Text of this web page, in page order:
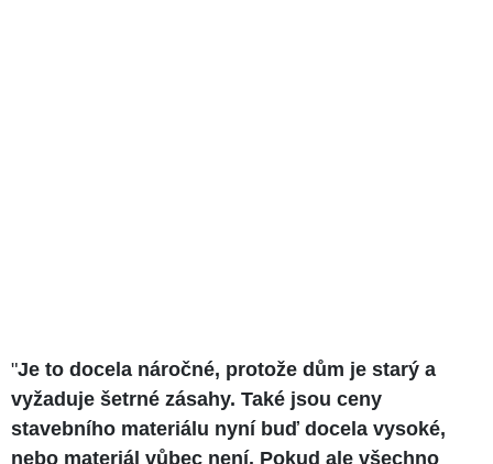
"Je to docela náročné, protože dům je starý a
vyžaduje šetrné zásahy. Také jsou ceny
stavebního materiálu nyní buď docela vysoké,
nebo materiál vůbec není. Pokud ale všechno